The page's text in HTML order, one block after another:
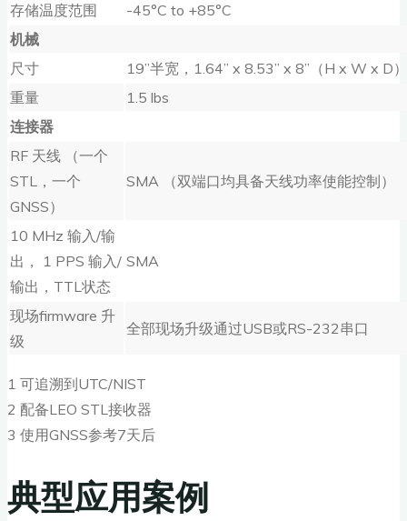
存储温度范围
-45°C to +85°C
机械
尺寸
19”半宽，1.64” x 8.53” x 8”（H x W x D）
重量
1.5 lbs
连接器
RF 天线 （一个
STL，一个
GNSS）
SMA （双端口均具备天线功率使能控制）
10 MHz 输入/输
出， 1 PPS 输入/
输出，TTL状态
SMA
现场firmware 升
级
全部现场升级通过USB或RS-232串口
1 可追溯到UTC/NIST
2 配备LEO STL接收器
3 使用GNSS参考7天后
典型应用案例